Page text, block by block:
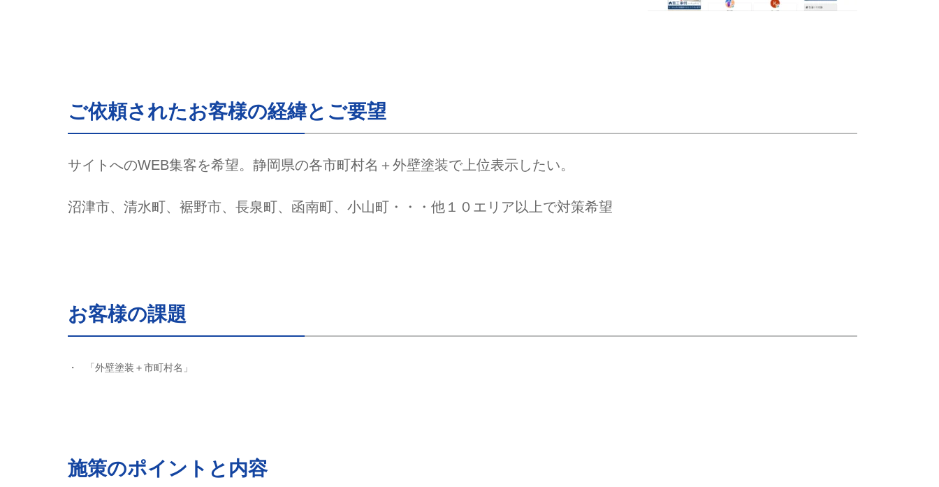
ご依頼されたお客様の経緯とご要望
サイトへのWEB集客を希望。静岡県の各市町村名＋外壁塗装で上位表示したい。
沼津市、清水町、裾野市、長泉町、函南町、小山町・・・他１０エリア以上で対策希望
お客様の課題
「外壁塗装＋市町村名」
施策のポイントと内容